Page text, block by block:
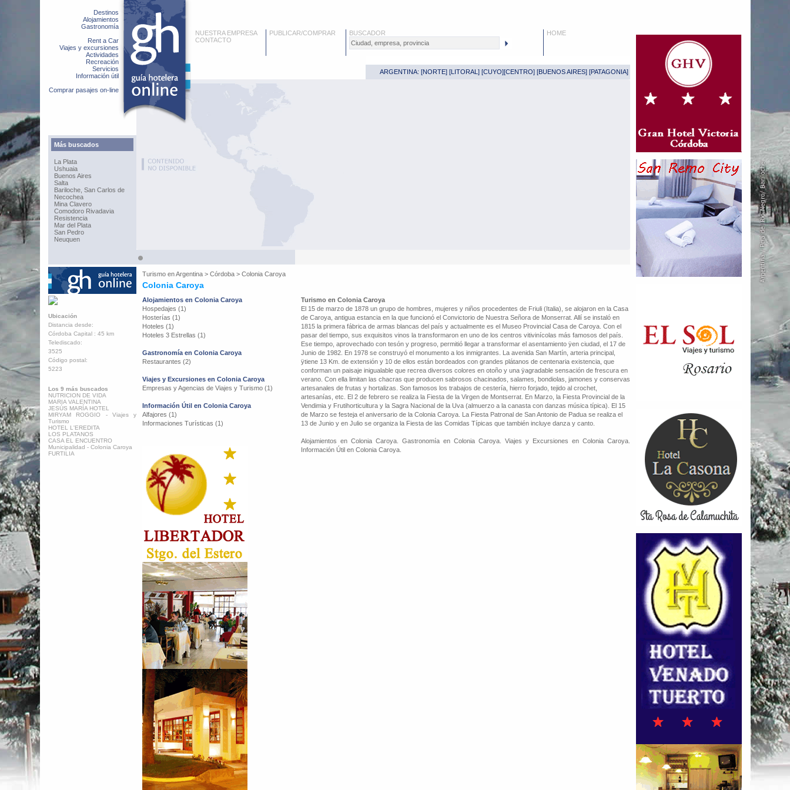
Destinos
Alojamientos
Gastronomía
Rent a Car
Viajes y excursiones
Actividades
Recreación
Servicios
Información útil
Comprar pasajes on-line
Más buscados
La Plata
Ushuaia
Buenos Aires
Salta
Bariloche, San Carlos de
Necochea
Mina Clavero
Comodoro Rivadavia
Resistencia
Mar del Plata
San Pedro
Neuquen
NUESTRA EMPRESA
CONTACTO
PUBLICAR/COMPRAR BUSCADOR HOME
ARGENTINA: [NORTE] [LITORAL ] [CUYO][CENTRO] [BUENOS AIRES] [PATAGONIA]
Turismo enArgentina > Córdoba > Colonia Caroya
Colonia Caroya
Ubicación
Distancia desde:
Córdoba Capital : 45 km
Telediscado:
3525
Código postal:
5223
Los 9 más buscados
NUTRICION DE VIDA
MARIA VALENTINA
JESÚS MARÍA HOTEL
MIRYAM ROGGIO - Viajes y
Turismo
HOTEL L'EREDITA
LOS PLATANOS
CASA EL ENCUENTRO
Municipalidad - Colonia Caroya
FURTILIA
Alojamientos en Colonia Caroya
Hospedajes (1)
Hosterías (1)
Hoteles (1)
Hoteles 3 Estrellas (1)
Gastronomía en Colonia Caroya
Restaurantes (2)
Viajes y Excursiones en Colonia Caroya
Empresas y Agencias de Viajes y Turismo (1)
Información Útil en Colonia Caroya
Alfajores (1)
Informaciones Turísticas (1)
Turismo en Colonia Caroya
El 15 de marzo de 1878 un grupo de hombres, mujeres y niños procedentes de Friuli (Italia), se alojaron en la Casa
de Caroya, antigua estancia en la que funcionó el Convictorio de Nuestra Señora de Monserrat. Allí se instaló en
1815 la primera fábrica de armas blancas del país y actualmente es el Museo Provincial Casa de Caroya. Con el
pasar del tiempo, sus exquisitos vinos la transformaron en uno de los centros vitivinícolas más famosos del país.
Ese tiempo, aprovechado con tesón y progreso, permitió llegar a transformar el asentamiento ÿen ciudad, el 17 de
Junio de 1982. En 1978 se construyó el monumento a los inmigrantes. La avenida San Martín, arteria principal,
ÿtiene 13 Km. de extensión y 10 de ellos están bordeados con grandes plátanos de centenaria existencia, que
conforman un paisaje inigualable que recrea diversos colores en otoño y una ÿagradable sensación de frescura en
verano. Con ella limitan las chacras que producen sabrosos chacinados, salames, bondiolas, jamones y conservas
artesanales de frutas y hortalizas. Son famosos los trabajos de cestería, hierro forjado, tejido al crochet,
artesanías, etc. El 2 de febrero se realiza la Fiesta de la Virgen de Montserrat. En Marzo, la Fiesta Provincial de la
Vendimia y Frutihorticultura y la Sagra Nacional de la Uva (almuerzo a la canasta con danzas música típica). El 15
de Marzo se festeja el aniversario de la Colonia Caroya. La Fiesta Patronal de San Antonio de Padua se realiza el
13 de Junio y en Julio se organiza la Fiesta de las Comidas Típicas que también incluye danza y canto.
Alojamientos en Colonia Caroya. Gastronomía en Colonia Caroya. Viajes y Excursiones en Colonia Caroya.
Información Útil en Colonia Caroya.